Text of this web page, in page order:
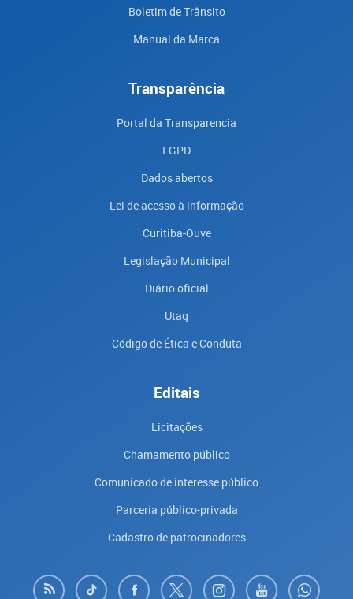
Boletim de Trânsito
Manual da Marca
Transparência
Portal da Transparencia
LGPD
Dados abertos
Lei de acesso à informação
Curitiba-Ouve
Legislação Municipal
Diário oficial
Utag
Código de Ética e Conduta
Editais
Licitações
Chamamento público
Comunicado de interesse público
Parceria público-privada
Cadastro de patrocinadores